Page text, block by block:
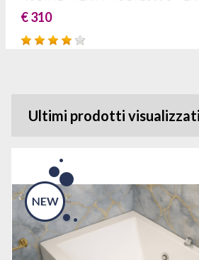
€ 310
Ultimi prodotti visualizzati